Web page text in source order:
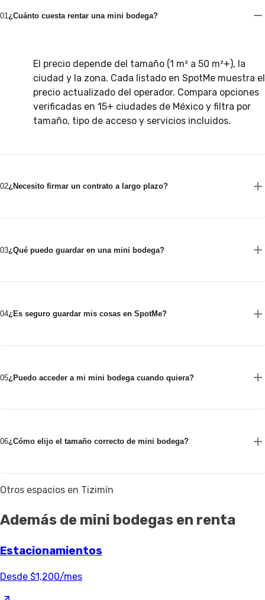
01 ¿Cuánto cuesta rentar una mini bodega?
El precio depende del tamaño (1 m² a 50 m²+), la
ciudad y la zona. Cada listado en SpotMe muestra el
precio actualizado del operador. Compara opciones
verificadas en 15+ ciudades de México y filtra por
tamaño, tipo de acceso y servicios incluidos.
02¿Necesito firmar un contrato a largo plazo?
03¿Qué puedo guardar en una mini bodega?
04¿Es seguro guardar mis cosas en SpotMe?
05¿Puedo acceder a mi mini bodega cuando quiera?
06¿Cómo elijo el tamaño correcto de mini bodega?
Otros espacios en Tizimín
Además de mini bodegas en renta
Estacionamientos
Desde $1,200/mes